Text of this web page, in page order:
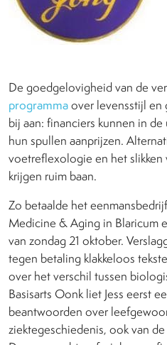
De goedgelovigheid van de
programmaover levensstijl en
bij aan: financiers kunnen in
hun spullen aanprijzen.
voetreflexologie en het slikken
krijgen ruim baan.
Zo betaalde het
Medicine & Aging in Blaricum
van zondag 21 oktober.
tegen betaling klakkeloos
over het verschil tussen
Basisarts Oonk liet Jess eerst
beantwoorden over
ziektegeschiedenis, ook van